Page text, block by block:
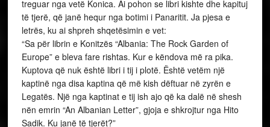
treguar nga vetë Konica. Ai pohon se libri kishte dhe kapituj
të tjerë, që janë hequr nga botimi i Panaritit. Ja pjesa e
letrës, ku ai shpreh shqetësimin e vet:
“Sa për librin e Konitzës “Albania: The Rock Garden of
Europe” e bleva fare rishtas. Kur e këndova më ra pika.
Kuptova që nuk është libri i tij i plotë. Është vetëm një
kaptinë nga disa kaptina që më kish dëftuar në zyrën e
Legatës. Një nga kaptinat e tij ish ajo që ka dalë në shesh
nën emrin “An Albanian Letter”, gjoja e shkrojtur nga Hito
Sadik. Ku janë të tjerët?”